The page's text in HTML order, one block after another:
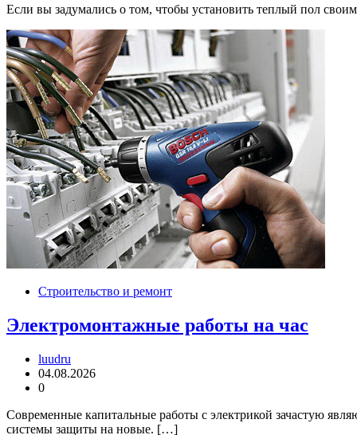
Если вы задумались о том, чтобы установить теплый пол
Строительство и ремонт
Электромонтажные работы на час
luudru
04.08.2026
0
Современные капитальные работы с электрикой зачастую
системы защиты на новые. […]